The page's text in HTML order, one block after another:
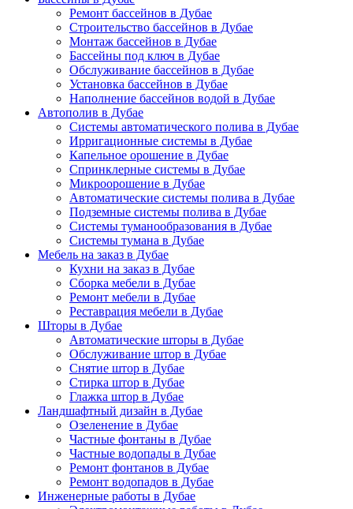
Ремонт бассейнов в Дубае
Строительство бассейнов в Дубае
Монтаж бассейнов в Дубае
Бассейны под ключ в Дубае
Обслуживание бассейнов в Дубае
Установка бассейнов в Дубае
Наполнение бассейнов водой в Дубае
Автополив в Дубае
Системы автоматического полива в Дубае
Ирригационные системы в Дубае
Капельное орошение в Дубае
Спринклерные системы в Дубае
Микроорошение в Дубае
Автоматические системы полива в Дубае
Подземные системы полива в Дубае
Системы туманообразования в Дубае
Системы тумана в Дубае
Мебель на заказ в Дубае
Кухни на заказ в Дубае
Сборка мебели в Дубае
Ремонт мебели в Дубае
Реставрация мебели в Дубае
Шторы в Дубае
Автоматические шторы в Дубае
Обслуживание штор в Дубае
Снятие штор в Дубае
Стирка штор в Дубае
Глажка штор в Дубае
Ландшафтный дизайн в Дубае
Озеленение в Дубае
Частные фонтаны в Дубае
Частные водопады в Дубае
Ремонт фонтанов в Дубае
Ремонт водопадов в Дубае
Инженерные работы в Дубае